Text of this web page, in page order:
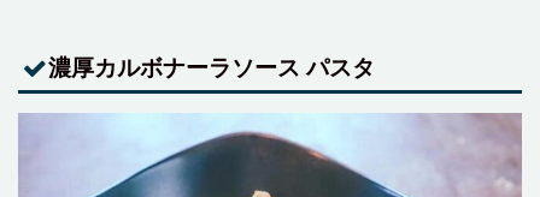
濃厚カルボナーラソース パスタ